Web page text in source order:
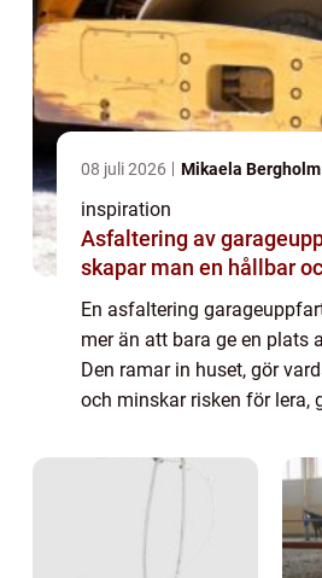
08 juli 2026 Mikaela Bergholm
inspiration
Asfaltering av
skapar man en hållbar
En asfaltering
mer än att bara ge en plats
Den ramar in huset, gör
och minskar risken för lera,